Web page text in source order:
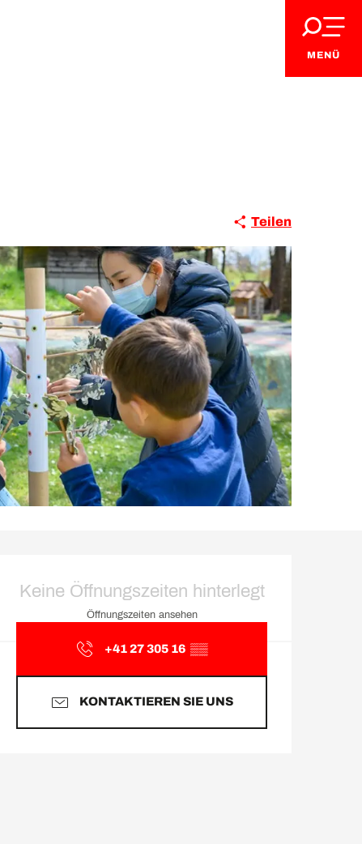
MENÜ
Teilen
Öffnungszeiten &
Keine Öffnungszeiten hinterlegt
Öffnungszeiten ansehen
+41 27 305 16 ▒▒
KONTAKTIEREN SIE UNS